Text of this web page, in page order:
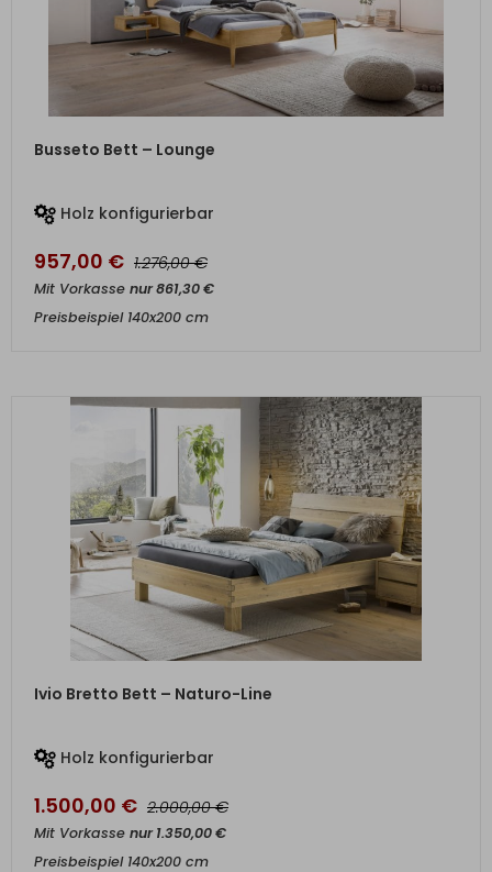
Busseto Bett – Lounge
Holz konfigurierbar
957,00 € 1.276,00€
Mit Vorkasse nur861,30€
Preisbeispiel 140x200 cm
ZUM PRODUKT
Ivio Bretto Bett – Naturo-Line
Holz konfigurierbar
1.500,00 € 2.000,00€
Mit Vorkasse nur1.350,00€
Preisbeispiel 140x200 cm